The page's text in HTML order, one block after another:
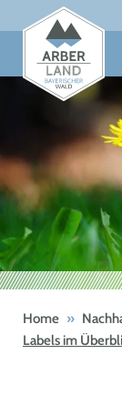
to
content
Home »
Labels im